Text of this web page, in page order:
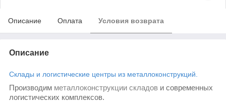
Описание Оплата Условия возврата
Описание
Склады и логистические центры из металлоконструкций.
Производим металлоконструкции складов и современных
логистических комплексов.